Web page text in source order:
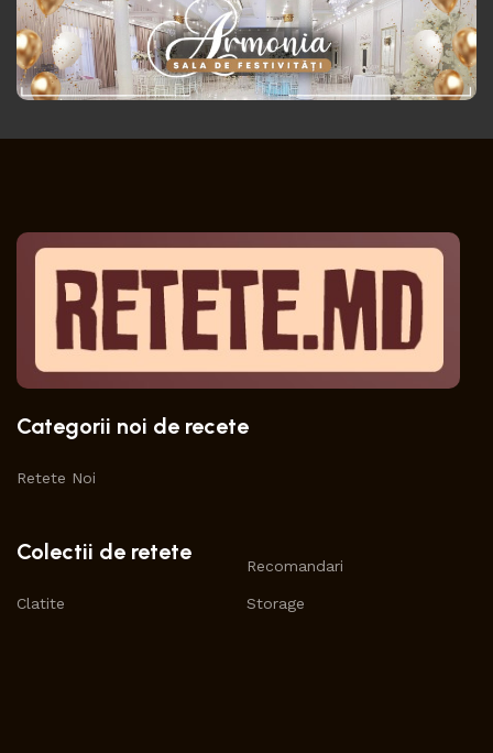
Categorii noi de recete
Retete Noi
Colectii de retete
Clatite
Recomandari
Storage